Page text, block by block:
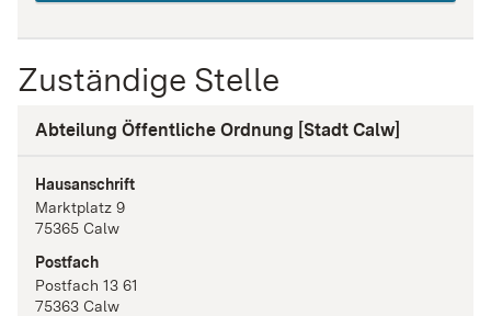
Zuständige Stelle
Abteilung Öffentliche Ordnung [Stadt Calw]
Hausanschrift
Marktplatz 9
75365 Calw
Postfach
Postfach 13 61
75363 Calw